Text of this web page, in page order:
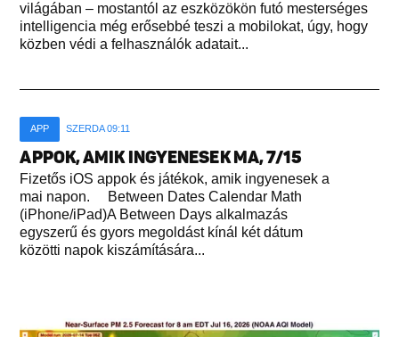
világában – mostantól az eszközökön futó mesterséges
intelligencia még erősebbé teszi a mobilokat, úgy, hogy
közben védi a felhasználók adatait...
APP SZERDA 09:11
APPOK, AMIK INGYENESEK MA, 7/15
Fizetős iOS appok és játékok, amik ingyenesek a
mai napon. Between Dates Calendar Math
(iPhone/iPad)A Between Days alkalmazás
egyszerű és gyors megoldást kínál két dátum
közötti napok kiszámítására...